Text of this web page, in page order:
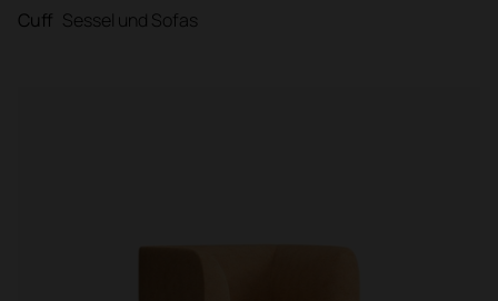
Cuff Sessel und Sofas